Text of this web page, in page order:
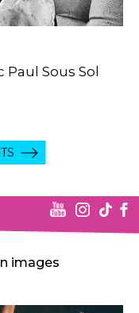
Sous Sol
images